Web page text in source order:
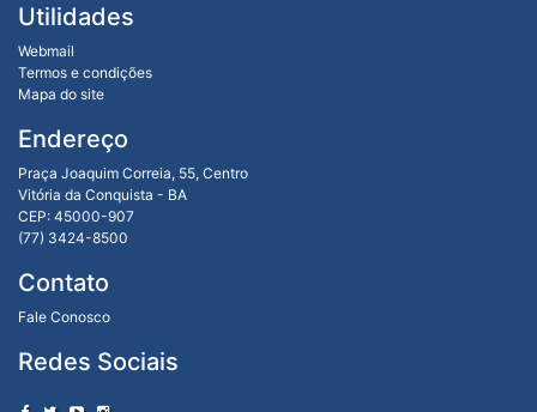
Utilidades
Webmail
Termos e condições
Mapa do site
Endereço
Praça Joaquim Correia, 55, Centro
Vitória da Conquista - BA
CEP: 45000-907
(77) 3424-8500
Contato
Fale Conosco
Redes Sociais